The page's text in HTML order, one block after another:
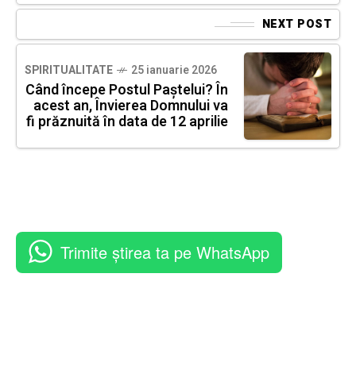
NEXT POST
SPIRITUALITATE 25 ianuarie 2026
Când începe Postul Paștelui? În
acest an, Învierea Domnului va
fi prăznuită în data de 12 aprilie
Trimite știrea ta pe WhatsApp